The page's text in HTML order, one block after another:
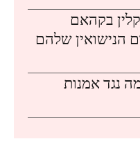
בקהאם
הנישואין שלהם
נגד אמנות